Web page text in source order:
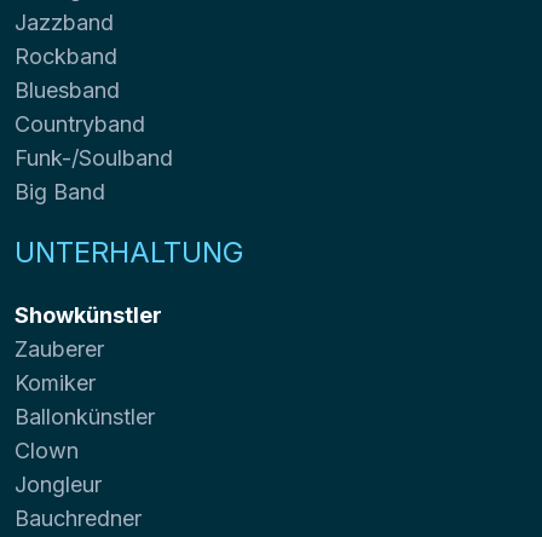
Jazzband
Rockband
Bluesband
Countryband
Funk-/Soulband
Big Band
UNTERHALTUNG
Showkünstler
Zauberer
Komiker
Ballonkünstler
Clown
Jongleur
Bauchredner